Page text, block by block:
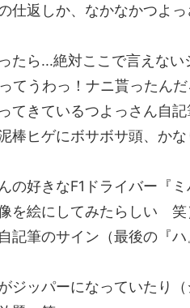
仕返しか、なかなかつよ
たら...絶対ここで言えな
てうわっ！ナニ貰ったん
てきているつよっさん自
棒ヒゲにボサボサ頭、か
の好きなF1ドライバー『
を絵にしてみたらしい 笑
記筆のサイン（最後の『
ジッパーになっていたり